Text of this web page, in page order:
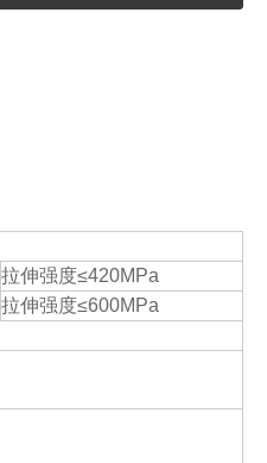
拉伸强度≤420MPa
拉伸强度≤600MPa